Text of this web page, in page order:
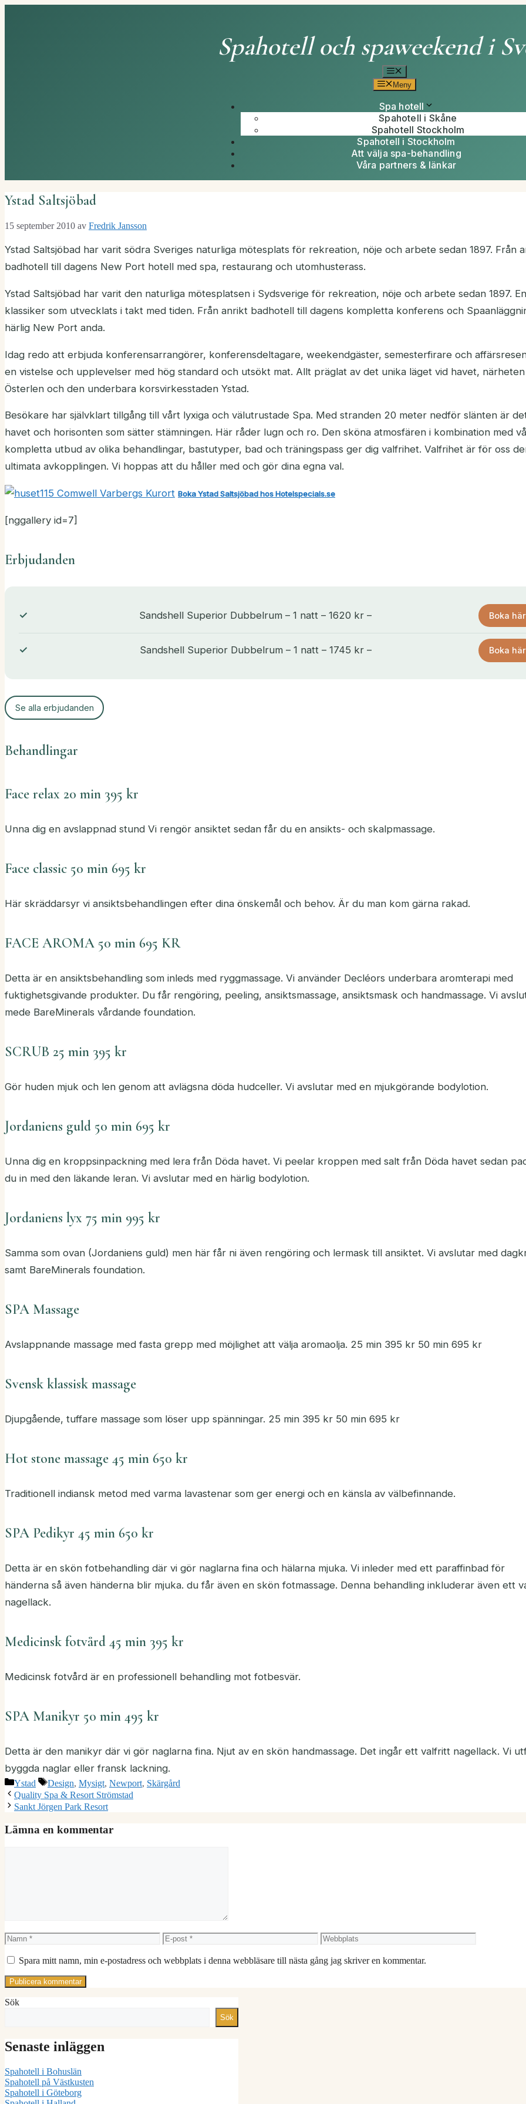
Spahotell och spaweekend i
Meny
Spa hotell
Spahotell i Skåne
Spahotell Stockholm
Spahotell i Stockholm
Att välja spa-behandling
Våra partners & länkar
Ystad Saltsjöbad
15 september 2010 av Fredrik Jansson
Ystad Saltsjöbad har varit södra Sveriges naturliga mötesplats för rekreation, nöje och arbete sedan 1897. Från
badhotell till dagens New Port hotell med spa, restaurang och utomhusterass.
Ystad Saltsjöbad har varit den naturliga mötesplatsen i Sydsverige för rekreation, nöje och arbete sedan 1897. En
klassiker som utvecklats i takt med tiden. Från anrikt badhotell till dagens kompletta konferens och
härlig New Port anda.
Idag redo att erbjuda konferensarrangörer, konferensdeltagare, weekendgäster, semesterfirare och
en vistelse och upplevelser med hög standard och utsökt mat. Allt präglat av det unika läget vid havet,
Österlen och den underbara korsvirkesstaden Ystad.
Besökare har självklart tillgång till vårt lyxiga och välutrustade Spa. Med stranden 20 meter nedför slänten är
havet och horisonten som sätter stämningen. Här råder lugn och ro. Den sköna atmosfären i kombination med
kompletta utbud av olika behandlingar, bastutyper, bad och träningspass ger dig valfrihet. Valfrihet är för oss
ultimata avkopplingen. Vi hoppas att du håller med och gör dina egna val.
Boka Ystad Saltsjöbad hos Hotelspecials.se
[nggallery id=7]
Erbjudanden
Sandshell Superior Dubbelrum – 1 natt – 1620 kr – Boka här
Sandshell Superior Dubbelrum – 1 natt – 1745 kr – Boka här
Se alla erbjudanden
Behandlingar
Face relax 20 min 395 kr
Unna dig en avslappnad stund Vi rengör ansiktet sedan får du en ansikts- och skalpmassage.
Face classic 50 min 695 kr
Här skräddarsyr vi ansiktsbehandlingen efter dina önskemål och behov. Är du man kom gärna rakad.
FACE AROMA 50 min 695 KR
Detta är en ansiktsbehandling som inleds med ryggmassage. Vi använder Decléors underbara aromterapi med
fuktighetsgivande produkter. Du får rengöring, peeling, ansiktsmassage, ansiktsmask och handmassage. Vi
mede BareMinerals vårdande foundation.
SCRUB 25 min 395 kr
Gör huden mjuk och len genom att avlägsna döda hudceller. Vi avslutar med en mjukgörande bodylotion.
Jordaniens guld 50 min 695 kr
Unna dig en kroppsinpackning med lera från Döda havet. Vi peelar kroppen med salt från Döda havet sedan
du in med den läkande leran. Vi avslutar med en härlig bodylotion.
Jordaniens lyx 75 min 995 kr
Samma som ovan (Jordaniens guld) men här får ni även rengöring och lermask till ansiktet. Vi avslutar med
samt BareMinerals foundation.
SPA Massage
Avslappnande massage med fasta grepp med möjlighet att välja aromaolja. 25 min 395 kr 50 min 695 kr
Svensk klassisk massage
Djupgående, tuffare massage som löser upp spänningar. 25 min 395 kr 50 min 695 kr
Hot stone massage 45 min 650 kr
Traditionell indiansk metod med varma lavastenar som ger energi och en känsla av välbefinnande.
SPA Pedikyr 45 min 650 kr
Detta är en skön fotbehandling där vi gör naglarna fina och hälarna mjuka. Vi inleder med ett paraffinbad för
händerna så även händerna blir mjuka. du får även en skön fotmassage. Denna behandling inkluderar även ett
nagellack.
Medicinsk fotvård 45 min 395 kr
Medicinsk fotvård är en professionell behandling mot fotbesvär.
SPA Manikyr 50 min 495 kr
Detta är den manikyr där vi gör naglarna fina. Njut av en skön handmassage. Det ingår ett valfritt nagellack. Vi
byggda naglar eller fransk lackning.
Kategorier
Ystad Etiketter
Design, Mysigt, Newport, Skärgård
Quality Spa & Resort Strömstad
Sankt Jörgen Park Resort
Lämna en kommentar
Namn
E-
post
Webbplats
Spara mitt namn, min e-postadress och webbplats i denna webbläsare till nästa gång jag skriver en kommentar.
Sök
Sök
Senaste inläggen
Spahotell i Bohuslän
Spahotell på Västkusten
Spahotell i Göteborg